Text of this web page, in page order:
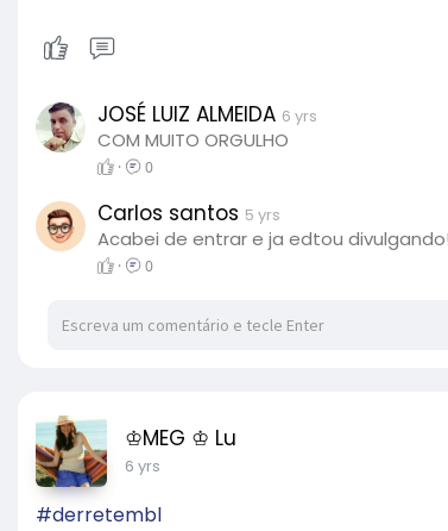
JOSÉ LUIZ ALMEIDA 6 yrs
COM MUITO ORGULHO
· 0
Carlos santos 5 yrs
Acabei de entrar e ja edtou
· 0
♔MEG ♔ Lu
6 yrs
#derretembl